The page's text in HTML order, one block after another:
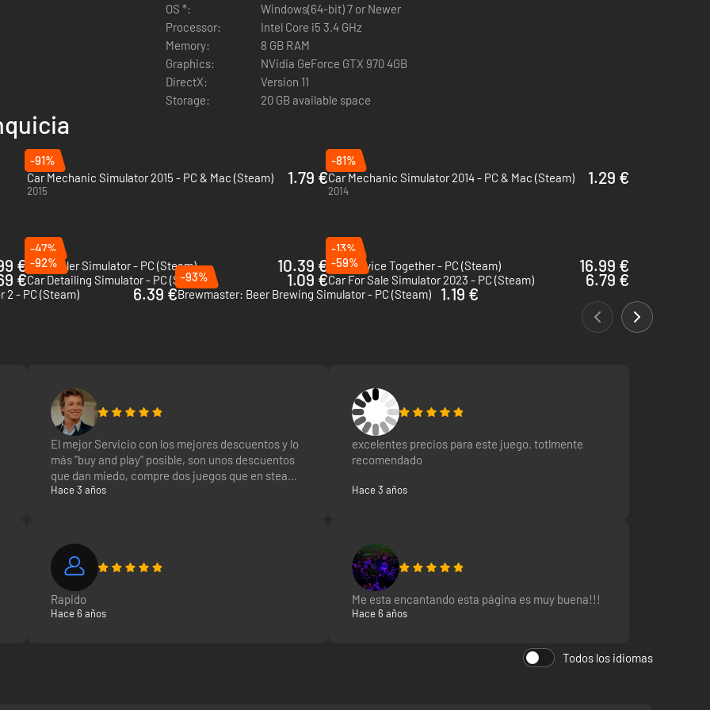
al juego!)
de recambio
de reparar piezas)
en el almacén)
(puedes poner cualquier llanta o neumático)
y permite medir el tiempo de paso)
en tu automóvil)
- elige el tipo de pintura: mate, metálica, perla)
el juego tus propios automóviles)
de levantar el automóvil y dejarlo caer hacia abajo para desmontar el motor?)
automóviles)
a como ocurría en CMS 2014) junto a tareas generadas (de forma parecida a CMS 2015)
de cambiar las funciones definidas en las teclas)
OS *:
Windows(64-bit) 7 or Newer
Processor:
Intel Core i5 3.4 GHz
Memory:
8 GB RAM
Graphics:
NVidia GeForce GTX 970 4GB
DirectX:
Version 11
Storage:
20 GB available space
-91%
Car Mechanic Simulator 2015 - PC & Mac (Steam)
2015
1.79 €
-81%
Car Mechanic Simulator 2014 - PC & Mac (Steam)
2014
1.29 €
€
-47%
Car Dealer Simulator - PC (Steam)
10.39 €
-13%
Car Service Together - PC (Steam)
16.99 €
€
-92%
Car Detailing Simulator - PC (Steam)
1.09 €
-59%
Car For Sale Simulator 2023 - PC (Steam)
6.79 €
2 - PC (Steam)
6.39 €
-93%
Brewmaster: Beer Brewing Simulator - PC (Steam)
1.19 €
El mejor Servicio con los mejores descuentos y lo
más "buy and play" posible, son unos descuentos
que dan miedo, compre dos juegos que en steam
costaban los dos juntos 40€ y aquí me han
Hace 3 años
excelentes precios para este juego. totlmente
recomendado
Hace 3 años
Rapido
Hace 6 años
Me esta encantando esta página es muy buena!!!
Hace 6 años
Todos los idiomas